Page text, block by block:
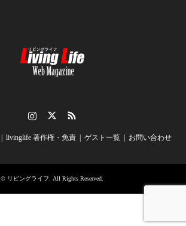
livinglife 著作権・免責 ゲスト一覧 お問い合わせ
© リビングライフ . All Rights Reserved.